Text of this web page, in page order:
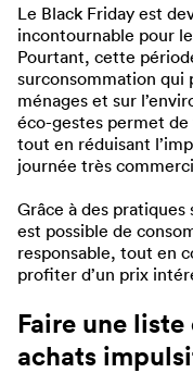
Le Black Friday est
incontournable pour
Pourtant, cette
surconsommation qui
ménages et sur
éco-gestes permet
tout en réduisant
journée très
Grâce à des pratiques
est possible de
responsable, tout en
profiter d’un prix
Faire une
achats